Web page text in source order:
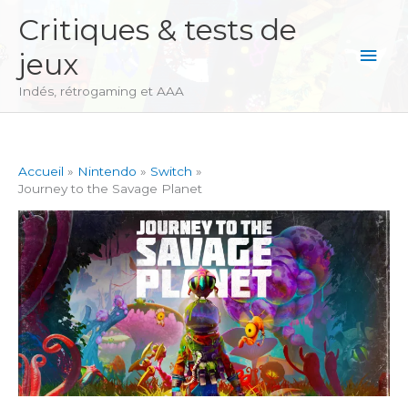
contenu
Critiques & tests de
jeux
Indés, rétrogaming et AAA
Accueil Nintendo
Switch
Journey to the Savage Planet